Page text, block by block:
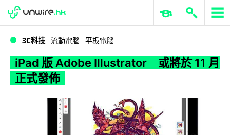
WWDC 2026 ERP 與商業 AI
3C科技 流動電腦 平板電腦
iPad 版 Adobe Illustrator 或將於 11 月
正式發佈